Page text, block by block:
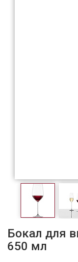
Бокал для
650 мл